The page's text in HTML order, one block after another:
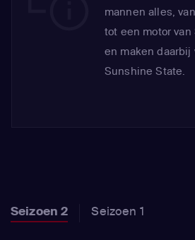
mannen alles,
tot een motor
en maken
Sunshine State.
Seizoen 2 Seizoen 1